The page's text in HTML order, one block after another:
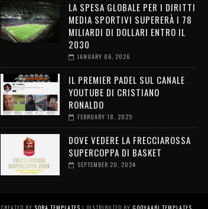
LA SPESA GLOBALE PER I DIRITTI
MEDIA SPORTIVI SUPERERÀ I 78
MILIARDI DI DOLLARI ENTRO IL
2030
JANUARY 06, 2026
IL PREMIER PADEL SUL CANALE
YOUTUBE DI CRISTIANO
RONALDO
FEBRUARY 18, 2025
DOVE VEDERE LA FRECCIAROSSA
SUPERCOPPA DI BASKET
SEPTEMBER 20, 2024